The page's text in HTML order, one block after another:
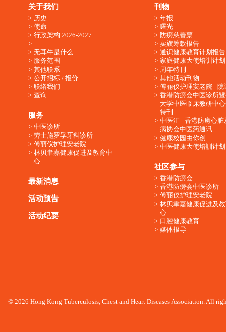
关于我们
历史
使命
行政架构 2026-2027
无耳牛是什么
服务范围
其他联系
公开招标 / 报价
联络我们
查询
服务
中医诊所
劳士施罗孚牙科诊所
傅丽仪护理安老院
林贝聿嘉健康促进及教育中
心
最新消息
活动预告
活动纪要
刊物
年报
曙光
防痨慈善票
卖旗筹款报告
通识健康教育计划报告
家庭健康大使培训计划
周年特刊
其他活动刊物
傅丽仪护理安老院 - 院
香港防痨会中医诊所
大学中医临床教研中
特刊
中医汇 - 香港防痨心脏
病协会中医药通讯
健康校园由你创
中医健康大使培訓计划
社区参与
香港防痨会
香港防痨会中医诊所
傅丽仪护理安老院
林贝聿嘉健康促进及
心
口腔健康教育
媒体报导
© 2026 Hong Kong Tuberculosis, Chest and Heart Diseases Association. All